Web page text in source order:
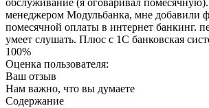
обслуживание (я оговаривал
менеджером Модульбанка, мне добавили
помесячной оплаты в интернет банкинг.
умеет слушать. Плюс с 1С банковская
100%
Оценка пользователя:
Ваш отзыв
Нам важно, что вы думаете
Содержание